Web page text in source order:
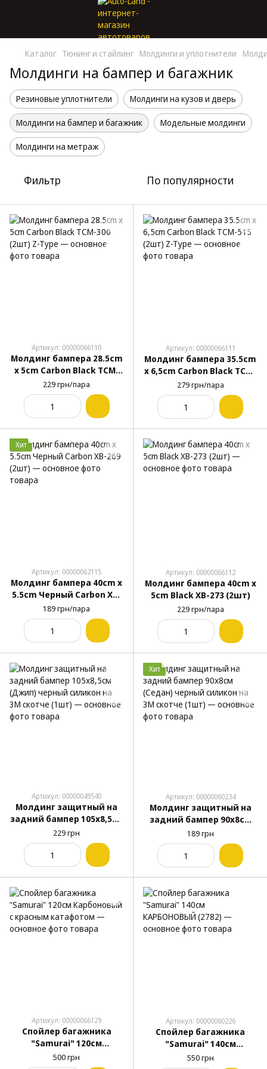
Каталог Тюнинг и стайлинг Молдинги и уплотнители
Молдинги на бампер и багажник
Резиновые уплотнители Молдинги на кузов и дверь
Молдинги на бампер и багажник Модельные молдинги
Молдинги на метраж
Фильтр По популярности
Артикул: 00000066110
Молдинг бампера 28.5cm
x 5cm Carbon Black TCM-
300 (2шт) Z-Type
229 грн/пара
Артикул: 00000066111
Молдинг бампера 35.5cm
x 6,5cm Carbon Black TCM-
515 (2шт) Z-Type
279 грн/пара
Хит
Артикул: 00000062115
Молдинг бампера 40cm x
5.5cm Черный Carbon XB-
269 (2шт)
189 грн/пара
Артикул: 00000066112
Молдинг бампера 40cm x
5cm Black XB-273 (2шт)
229 грн/пара
Артикул: 00000049540
Молдинг защитный на
задний бампер 105х8,5см
(Джип) черный силикон
на 3М скотче (1шт)
229 грн
Хит
Артикул: 00000060234
Молдинг защитный на
задний бампер 90х8см
(Седан) черный силикон
на 3М скотче (1шт)
189 грн
Артикул: 00000066129
Спойлер багажника
"Samurai" 120см
Карбоновый с красным
500 грн
Артикул: 00000060226
Спойлер багажника
"Samurai" 140см
КАРБОНОВЫЙ (2782)
550 грн